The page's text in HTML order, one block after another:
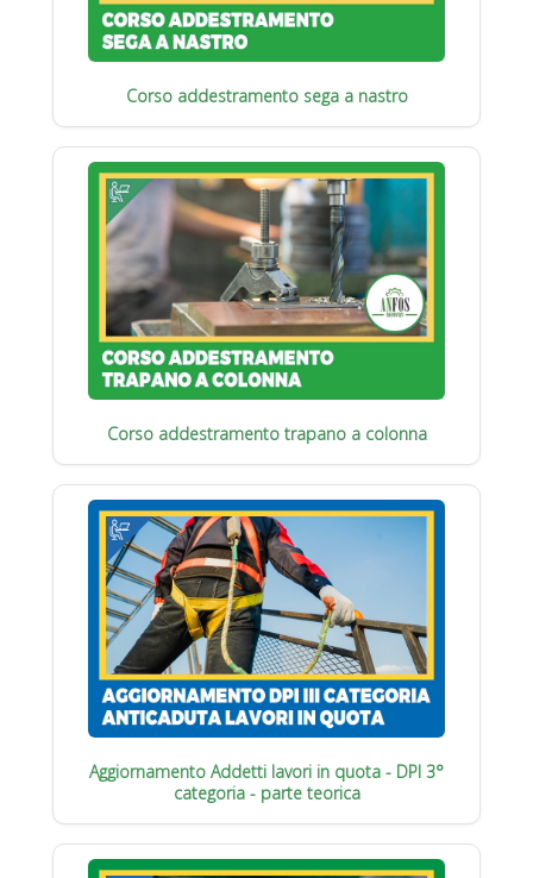
Corso addestramento sega a nastro
Corso addestramento trapano a colonna
Aggiornamento Addetti lavori in quota - DPI 3°
categoria - parte teorica